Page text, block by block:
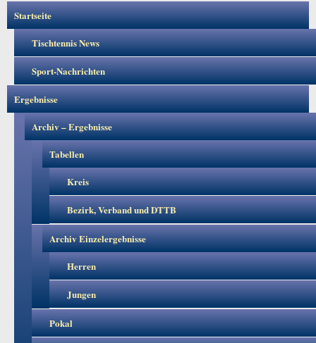
Startseite
Tischtennis News
Sport-Nachrichten
Ergebnisse
Archiv – Ergebnisse
Tabellen
Kreis
Bezirk, Verband und DTTB
Archiv Einzelergebnisse
Herren
Jungen
Pokal